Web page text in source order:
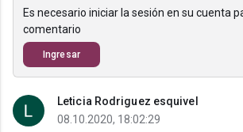
Es necesario iniciar la sesión en su cuenta
comentario
Ingresar
Leticia Rodriguez esquivel
08.10.2020, 18:02:29